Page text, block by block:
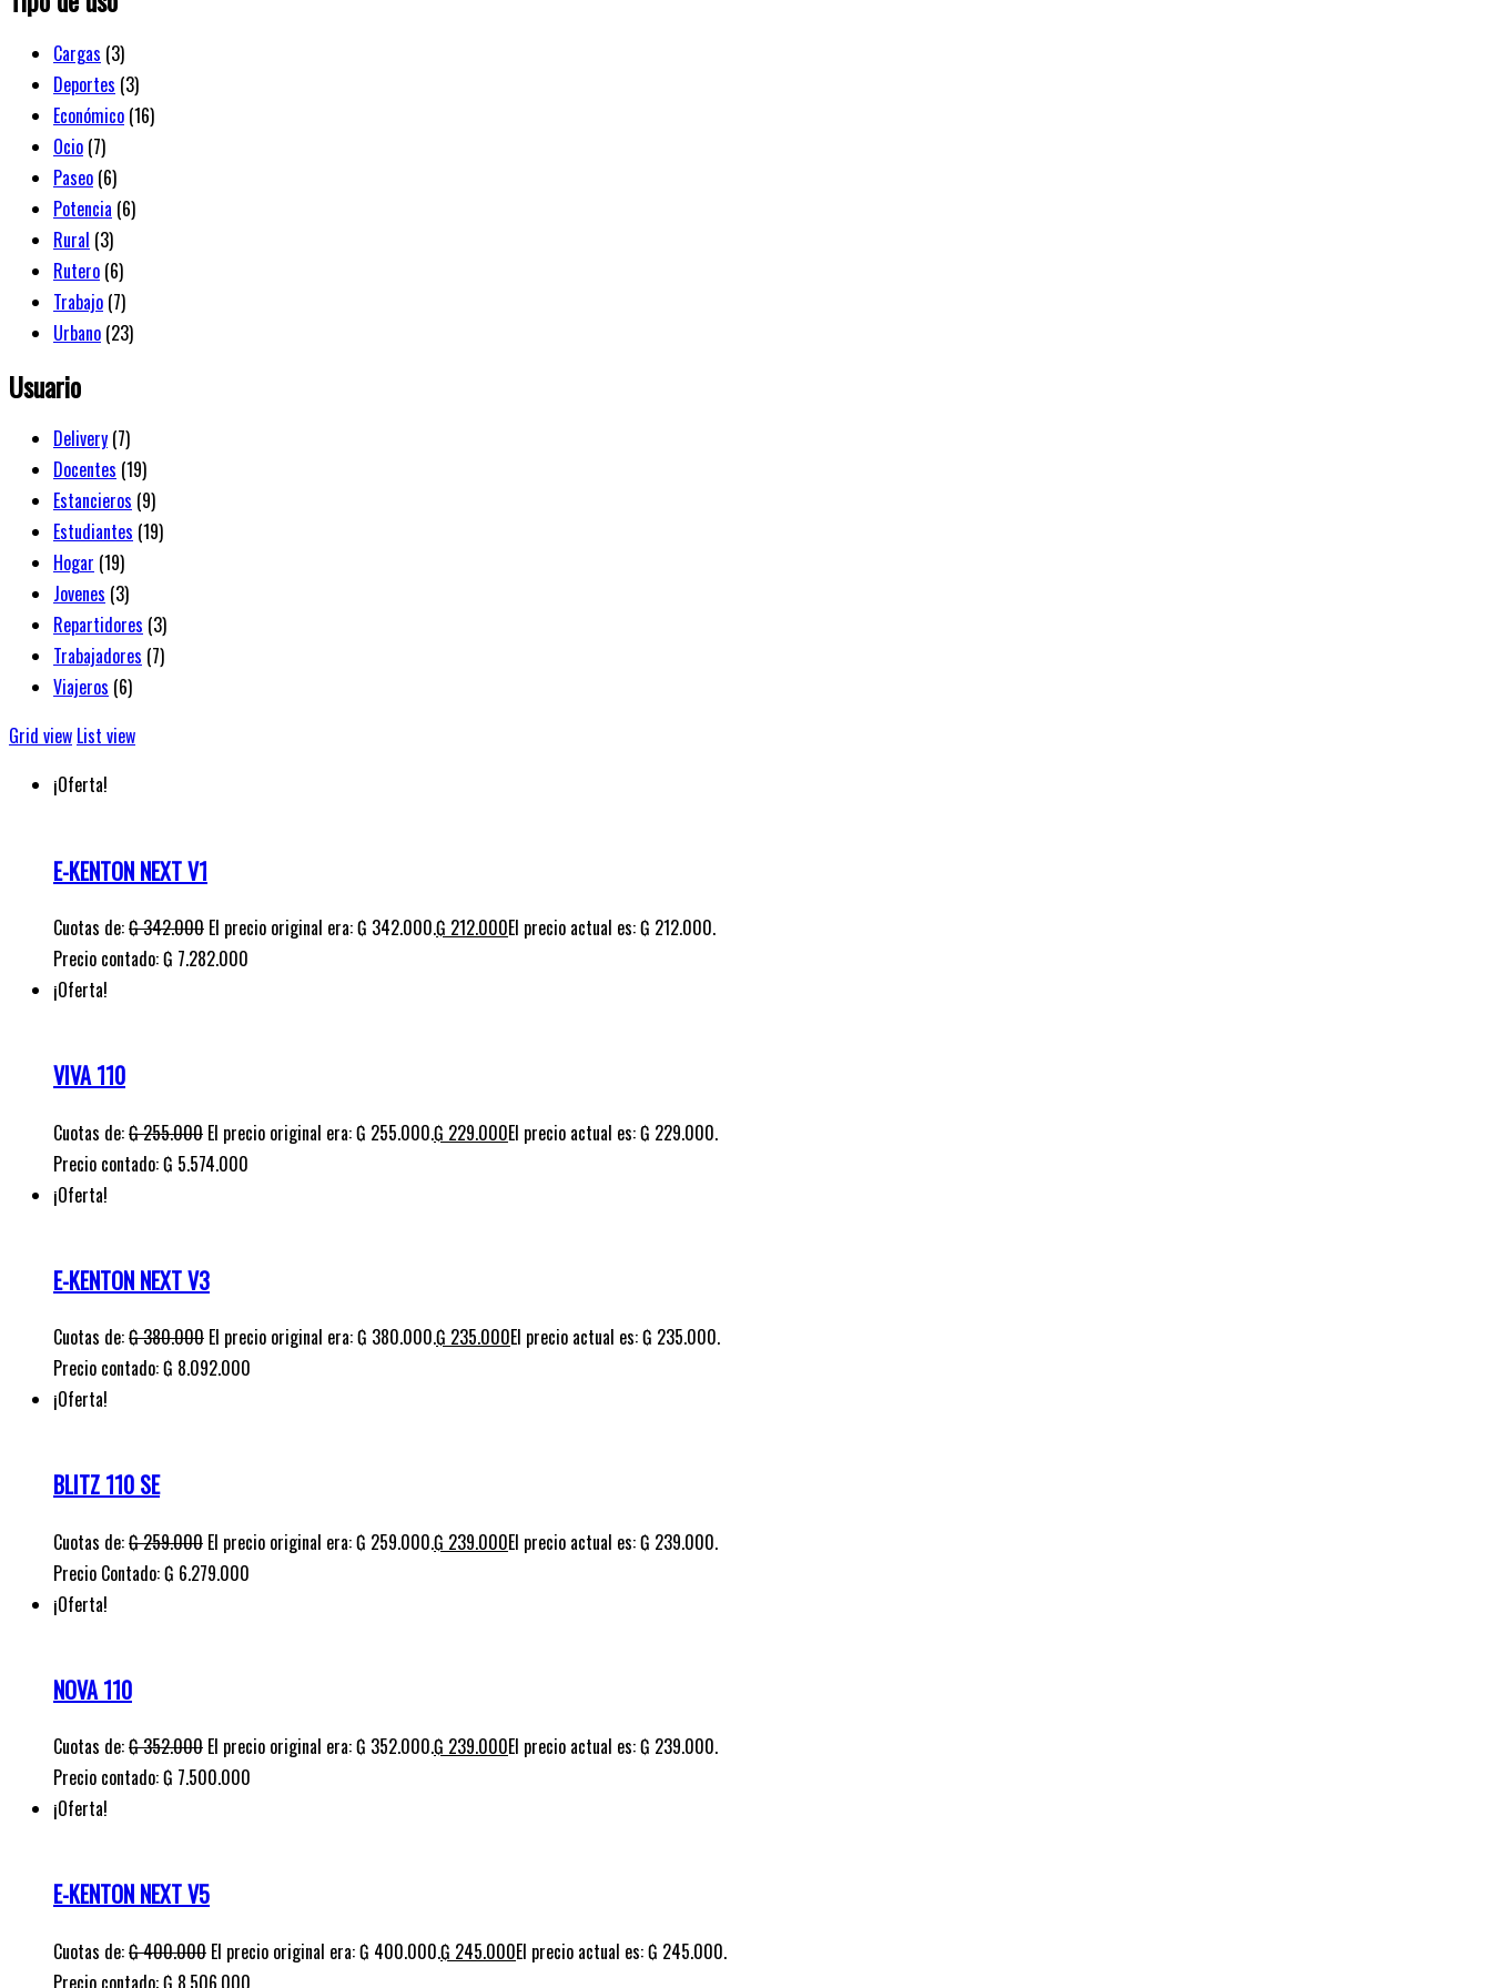
Cargas (3)
Deportes (3)
Económico (16)
Ocio (7)
Paseo (6)
Potencia (6)
Rural (3)
Rutero (6)
Trabajo (7)
Urbano (23)
Usuario
Delivery (7)
Docentes (19)
Estancieros (9)
Estudiantes (19)
Hogar (19)
Jovenes (3)
Repartidores (3)
Trabajadores (7)
Viajeros (6)
Grid view List view
¡Oferta!
E-KENTON NEXT V1
Cuotas de:₲342.000 El precio original era: ₲ 342.000.₲ 212.000El precio actual es: ₲ 212.000.
Precio contado: ₲ 7.282.000
¡Oferta!
VIVA 110
Cuotas de:₲255.000 El precio original era: ₲ 255.000.₲ 229.000El precio actual es: ₲ 229.000.
Precio contado: ₲ 5.574.000
¡Oferta!
E-KENTON NEXT V3
Cuotas de:₲380.000 El precio original era: ₲ 380.000.₲ 235.000El precio actual es: ₲ 235.000.
Precio contado: ₲ 8.092.000
¡Oferta!
BLITZ 110 SE
Cuotas de:₲259.000 El precio original era: ₲ 259.000.₲ 239.000El precio actual es: ₲ 239.000.
Precio Contado: ₲ 6.279.000
¡Oferta!
NOVA 110
Cuotas de:₲352.000 El precio original era: ₲ 352.000.₲ 239.000El precio actual es: ₲ 239.000.
Precio contado: ₲ 7.500.000
¡Oferta!
E-KENTON NEXT V5
Cuotas de:₲400.000 El precio original era: ₲ 400.000.₲ 245.000El precio actual es: ₲ 245.000.
Precio contado: ₲ 8.506.000